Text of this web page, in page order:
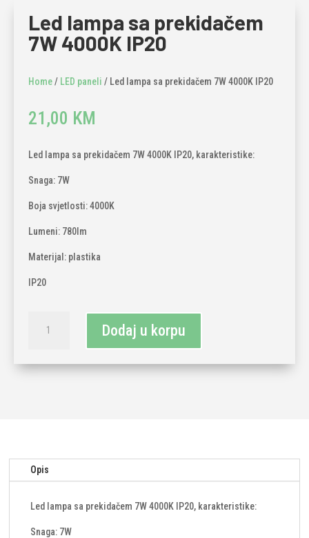
Led lampa sa prekidačem
7W 4000K IP20
Home/ LED paneli / Led lampa sa prekidačem 7W 4000K IP20
21,00 KM
Led lampa sa prekidačem 7W 4000K IP20, karakteristike:
Snaga: 7W
Boja svjetlosti: 4000K
Lumeni: 780lm
Materijal: plastika
IP20
lampa
prekidačem
Dodaj u korpu
Opis
Led lampa sa prekidačem 7W 4000K IP20, karakteristike:
Snaga: 7W